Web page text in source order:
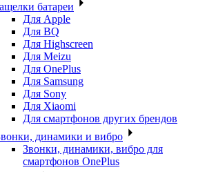
батареи
Для Apple
Для BQ
Для Highscreen
Для Meizu
Для OnePlus
Для Samsung
Для Sony
Для Xiaomi
Для смартфонов других брендов
динамики и вибро
Звонки, динамики, вибро для
смартфонов OnePlus